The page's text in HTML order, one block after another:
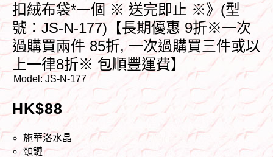
扣絨布袋*一個 ※ 送完即止 ※》(型
號：JS-N-177)【長期優惠 9折※一次
過購買兩件 85折, 一次過購買三件或以
上一律8折※ 包順豐運費】
Model:JS-N-177
HK$88
施華洛水晶
頸鏈